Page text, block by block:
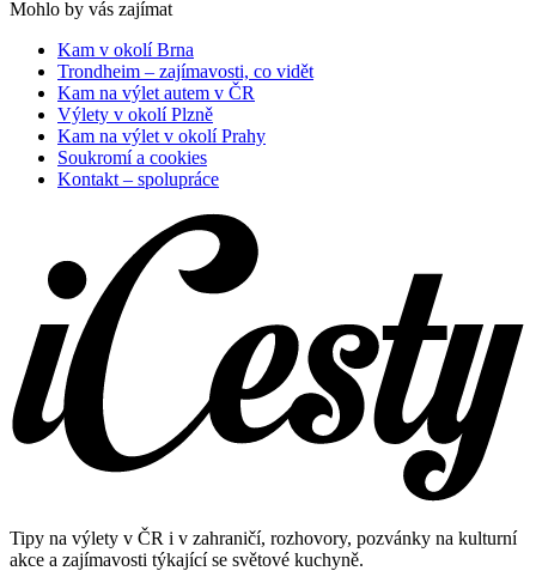
Mohlo by vás zajímat
Kam v okolí Brna
Trondheim – zajímavosti, co vidět
Kam na výlet autem v ČR
Výlety v okolí Plzně
Kam na výlet v okolí Prahy
Soukromí a cookies
Kontakt – spolupráce
Tipy na výlety v ČR i v zahraničí, rozhovory, pozvánky na kulturní
akce a zajímavosti týkající se světové kuchyně.